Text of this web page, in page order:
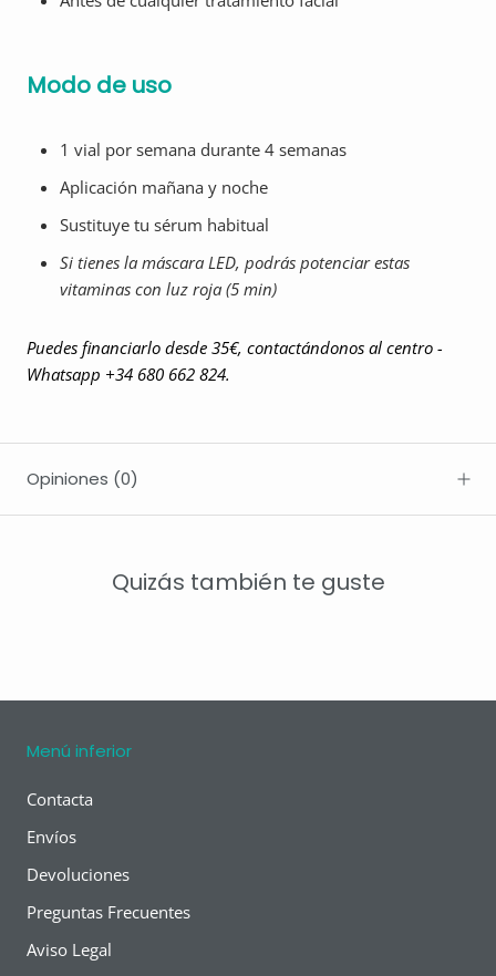
Modo de uso
1 vial por semana durante 4 semanas
Aplicación mañana y noche
Sustituye tu sérum habitual
Si tienes la máscara LED, podrás potenciar estas
vitaminas con luz roja (5 min)
Puedes financiarlo desde 35€, contactándonos al centro -
Whatsapp +34 680 662 824.
Opiniones (0)
Quizás también te guste
Menú inferior
Contacta
Envíos
Devoluciones
Preguntas Frecuentes
Aviso Legal